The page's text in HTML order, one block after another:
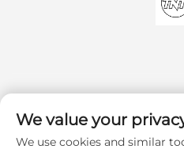
We value your
We use cookies and similar